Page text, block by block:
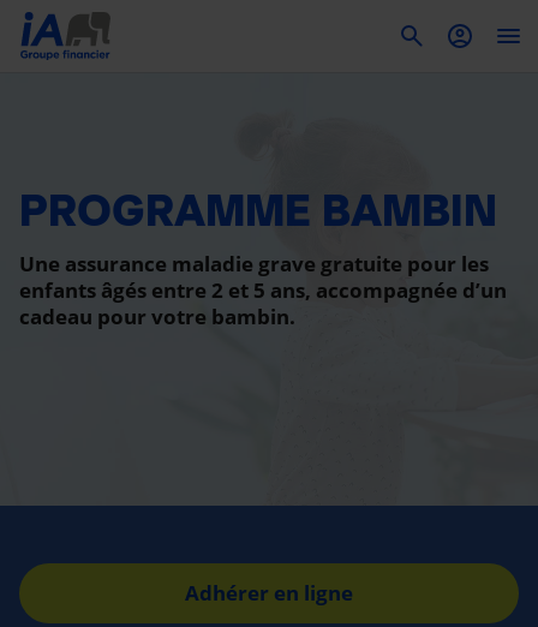
PROGRAMME BAMBIN
Une assurance maladie grave gratuite pour les
enfants âgés entre 2 et 5 ans, accompagnée d’un
cadeau pour votre bambin.
Adhérer en ligne